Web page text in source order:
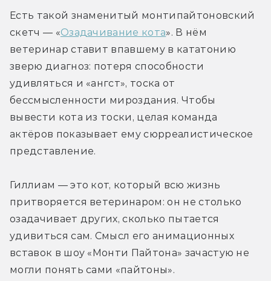
Есть такой знаменитый монтипайтоновский
скетч — «Озадачивание кота». В нём
ветеринар ставит впавшему в кататонию
зверю диагноз: потеря способности
удивляться и «ангст», тоска от
бессмысленности мироздания. Чтобы
вывести кота из тоски, целая команда
актёров показывает ему сюрреалистическое
представление.
Гиллиам — это кот, который всю жизнь
притворяется ветеринаром: он не столько
озадачивает других, сколько пытается
удивиться сам. Смысл его анимационных
вставок в шоу «Монти Пайтона» зачастую не
могли понять сами «пайтоны».